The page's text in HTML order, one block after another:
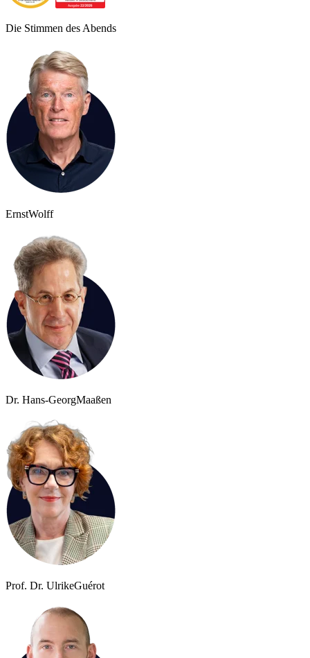
Die Stimmen des Abends
ErnstWolff
Dr. Hans-GeorgMaaßen
Prof. Dr. UlrikeGuérot